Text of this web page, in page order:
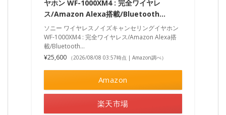
ヤホン WF-1000XM4 : 完全ワイヤレ
ス/Amazon Alexa搭載/Bluetooth…
ソニー ワイヤレスノイズキャンセリングイヤホン
WF-1000XM4 : 完全ワイヤレス/Amazon Alexa搭
載/Bluetooth…
¥25,600
（2026/08/08 03:57時点 | Amazon調べ）
Amazon
楽天市場